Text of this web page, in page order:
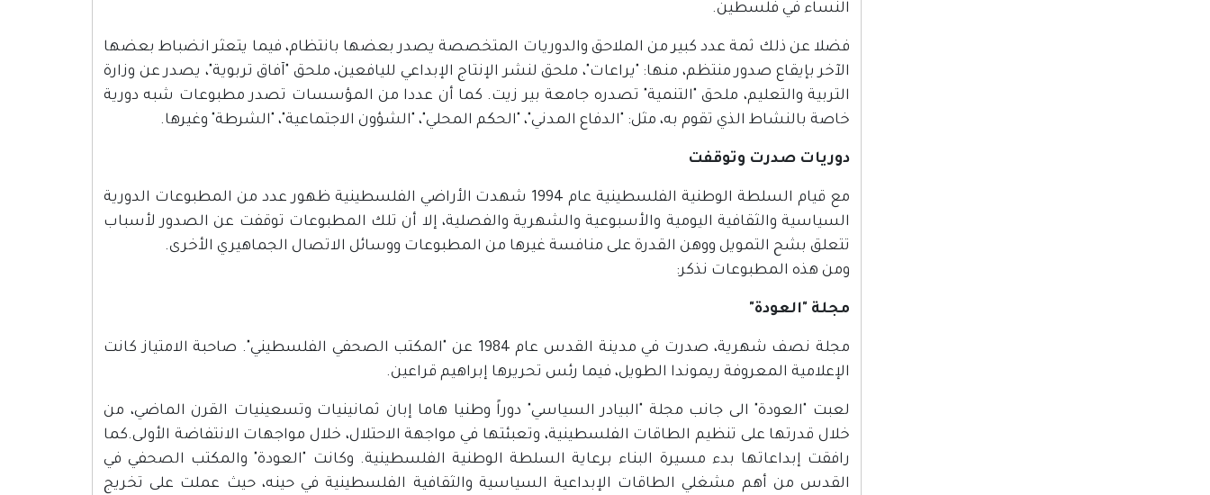
النساء في فلسطين.
فضلا عن ذلك ثمة عدد كبير من الملاحق والدوريات المتخصصة يصدر بعضها بانتظام، فيما يتعثر انضباط بعضها
الآخر بإيقاع صدور منتظم، منها: "يراعات"، ملحق لنشر الإنتاج الإبداعي لليافعين، ملحق "آفاق تربوية"، يصدر عن وزارة
التربية والتعليم، ملحق "التنمية" تصدره جامعة بير زيت. كما أن عددا من المؤسسات تصدر مطبوعات شبه دورية
خاصة بالنشاط الذي تقوم به، مثل: "الدفاع المدني"، "الحكم المحلي"، "الشؤون الاجتماعية"، "الشرطة" وغيرها.
دوريات صدرت وتوقفت
مع قيام السلطة الوطنية الفلسطينية عام 1994 شهدت الأراضي الفلسطينية ظهور عدد من المطبوعات الدورية
السياسية والثقافية اليومية والأسبوعية والشهرية والفصلية، إلا أن تلك المطبوعات توقفت عن الصدور لأسباب
تتعلق بشح التمويل ووهن القدرة على منافسة غيرها من المطبوعات ووسائل الاتصال الجماهيري الأخرى.
ومن هذه المطبوعات نذكر:
مجلة "العودة"
مجلة نصف شهرية، صدرت في مدينة القدس عام 1984 عن "المكتب الصحفي الفلسطيني". صاحبة الامتياز كانت
الإعلامية المعروفة ريموندا الطويل، فيما رئس تحريرها إبراهيم قراعين.
لعبت "العودة" الى جانب مجلة "البيادر السياسي" دوراً وطنيا هاما إبان ثمانينيات وتسعينيات القرن الماضي، من
خلال قدرتها على تنظيم الطاقات الفلسطينية، وتعبئتها في مواجهة الاحتلال، خلال مواجهات الانتفاضة الأولى.كما
رافقت إبداعاتها بدء مسيرة البناء برعاية السلطة الوطنية الفلسطينية. وكانت "العودة" والمكتب الصحفي في
القدس من أهم مشغلي الطاقات الإبداعية السياسية والثقافية الفلسطينية في حينه، حيث عملت على تخريج